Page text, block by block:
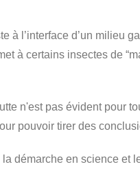
à l’interface d’un milieu
à certains insectes de
n'est pas évident pour
pouvoir tirer des
démarche en science et